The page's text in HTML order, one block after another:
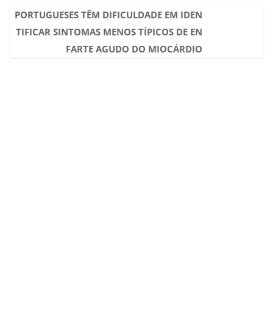
PORTUGUESES TÊM DIFICULDADE EM IDEN
TIFICAR SINTOMAS MENOS TÍPICOS DE EN
FARTE AGUDO DO MIOCÁRDIO